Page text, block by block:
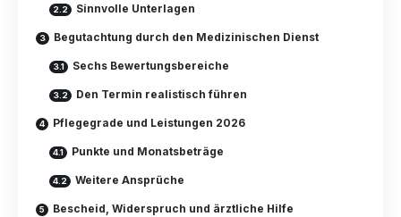
Sinnvolle Unterlagen
Begutachtung durch den Medizinischen Dienst
Sechs Bewertungsbereiche
Den Termin realistisch führen
Pflegegrade und Leistungen 2026
Punkte und Monatsbeträge
Weitere Ansprüche
Bescheid, Widerspruch und ärztliche Hilfe